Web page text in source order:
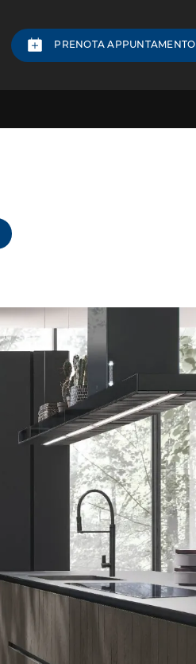
PRENOTA APPUNTAMENTO